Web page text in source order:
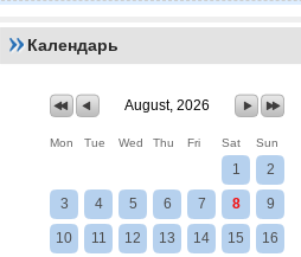
Календарь
August, 2026
Mon Tue Wed Thu Fri Sat Sun
1 2
3 4 5 6 7 8 9
10 11 12 13 14 15 16